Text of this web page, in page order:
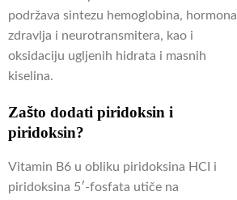
podržava sintezu hemoglobina, hormona
zdravlja i neurotransmitera, kao i
oksidaciju ugljenih hidrata i masnih
kiselina.
Zašto dodati piridoksin i
piridoksin?
Vitamin B6 u obliku piridoksina HCI i
piridoksina 5′-fosfata utiče na